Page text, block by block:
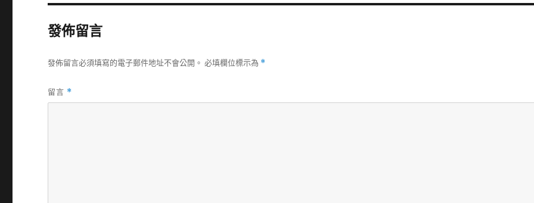
發佈留言
發佈留言必須填寫的電子郵件地址不會公開。 必填欄位標示為 *
留言 *